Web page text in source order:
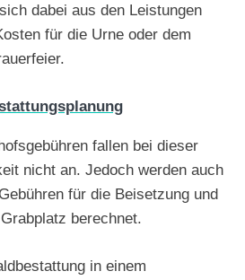
dabei aus den Leistungen
für die Urne oder dem
fallen bei dieser
nicht an. Jedoch werden auch
für die Beisetzung und
berechnet.
in einem